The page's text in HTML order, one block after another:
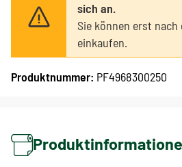
sich an.
Sie können erst
einkaufen.
Produktnummer: PF4968300250